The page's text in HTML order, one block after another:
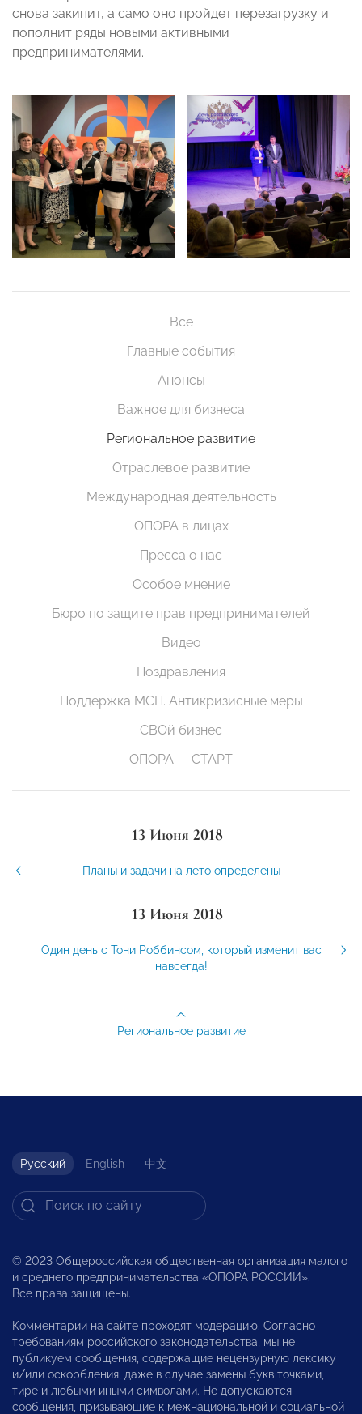
снова закипит, а само оно пройдет перезагрузку и
пополнит ряды новыми активными
предпринимателями.
Все
Главные события
Анонсы
Важное для бизнеса
Региональное развитие
Отраслевое развитие
Международная деятельность
ОПОРА в лицах
Пресса о нас
Особое мнение
Бюро по защите прав предпринимателей
Видео
Поздравления
Поддержка МСП. Антикризисные меры
СВОй бизнес
ОПОРА — СТАРТ
13 Июня 2018
Планы и задачи на лето определены
13 Июня 2018
Один день с Тони Роббинсом, который изменит вас
навсегда!
Региональное развитие
Русский English 中文
© 2023 Общероссийская общественная организация малого
и среднего предпринимательства «ОПОРА РОССИИ».
Все права защищены.
Комментарии на сайте проходят модерацию. Согласно
требованиям российского законодательства, мы не
публикуем сообщения, содержащие нецензурную лексику
и/или оскорбления, даже в случае замены букв точками,
тире и любыми иными символами. Не допускаются
сообщения, призывающие к межнациональной и социальной